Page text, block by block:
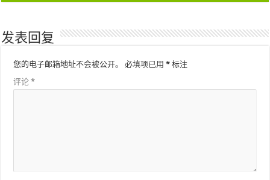
发表回复
您的电子邮箱地址不会被公开。 必填项已用* 标注
评论*